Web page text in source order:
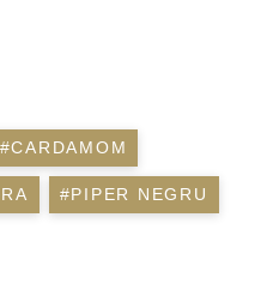
#CARDAMOM
#PIPER NEGRU